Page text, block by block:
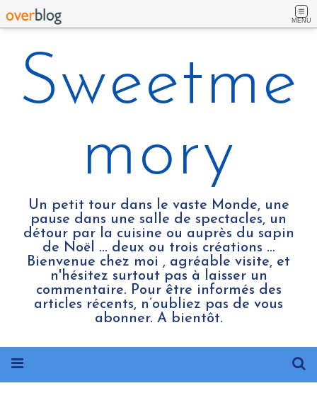
MENU
Sweetme
mory
Un petit tour dans le vaste Monde, une
pause dans une salle de spectacles, un
détour par la cuisine ou auprès du sapin
de Noël ... deux ou trois créations …
Bienvenue chez moi , agréable visite, et
n'hésitez surtout pas à laisser un
commentaire. Pour être informés des
articles récents, n’oubliez pas de vous
abonner. A bientôt.